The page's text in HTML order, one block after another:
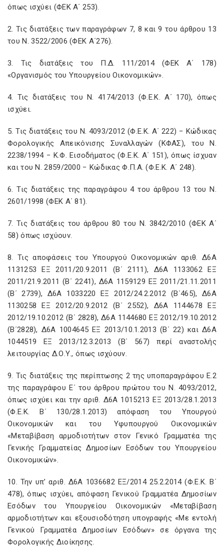
όπως ισχύει (ΦΕΚ Α΄ 253).
2. Τις διατάξεις των παραγράφων 7, 8 και 9 του άρθρου 13
του Ν. 3522/2006 (ΦΕΚ Α΄276).
3. Τις διατάξεις του Π.Δ. 111/2014 (ΦΕΚ Α΄ 178)
«Οργανισμός του Υπουργείου Οικονομικών».
4. Τις διατάξεις του Ν. 4174/2013 (Φ.Ε.Κ. Α΄ 170), όπως
ισχύει.
5. Τις διατάξεις του Ν. 4093/2012 (Φ.Ε.Κ. Α΄ 222) − Κώδικας
Φορολογικής Απεικόνισης Συναλλαγών (ΚΦΑΣ), του Ν.
2238/1994 − Κ.Φ. Εισοδήματος (Φ.Ε.Κ. Α΄ 151), όπως ίσχυαν
και του Ν. 2859/2000 − Κώδικας Φ.Π.Α. (Φ.Ε.Κ. Α΄ 248).
6. Τις διατάξεις της παραγράφου 4 του άρθρου 13 του Ν.
2601/1998 (ΦΕΚ Α΄ 81).
7. Τις διατάξεις του άρθρου 80 του Ν. 3842/2010 (ΦΕΚ Α΄
58) όπως ισχύουν.
8. Τις αποφάσεις του Υπουργού Οικονομικών αριθ. Δ6Α
1131253 ΕΞ 2011/20.9.2011 (Β΄ 2111), Δ6Α 1133062 ΕΞ
2011/21.9.2011 (Β΄ 2241), Δ6Α 1159129 ΕΞ 2011/21.11.2011
(Β΄ 2739), Δ6Α 1033220 ΕΞ 2012/24.2.2012 (Β΄465), Δ6Α
1130258 ΕΞ 2012/20.9.2012 (Β΄ 2552), Δ6Α 1144678 ΕΞ
2012/19.10.2012 (Β΄ 2828), Δ6Α 1144680 ΕΞ 2012/19.10.2012
(Β΄2828), Δ6Α 1004645 ΕΞ 2013/10.1.2013 (Β΄ 22) και Δ6Α
1044519 ΕΞ 2013/12.3.2013 (Β΄ 567) περί αναστολής
λειτουργίας Δ.Ο.Υ., όπως ισχύουν.
9. Τις διατάξεις της περίπτωσης 2 της υποπαραγράφου Ε.2
της παραγράφου Ε΄ του άρθρου πρώτου του Ν. 4093/2012,
όπως ισχύει και την αριθ. Δ6Α 1015213 ΕΞ 2013/28.1.2013
(Φ.Ε.Κ. Β΄ 130/28.1.2013) απόφαση του Υπουργού
Οικονομικών και του Υφυπουργού Οικονομικών
«Μεταβίβαση αρμοδιοτήτων στον Γενικό Γραμματέα της
Γενικής Γραμματείας Δημοσίων Εσόδων του Υπουργείου
Οικονομικών».
10. Την υπ’ αριθ. Δ6Α 1036682 ΕΞ/2014 25.2.2014 (Φ.Ε.Κ. Β΄
478), όπως ισχύει, απόφαση Γενικού Γραμματέα Δημοσίων
Εσόδων του Υπουργείου Οικονομικών «Μεταβίβαση
αρμοδιοτήτων και εξουσιοδότηση υπογραφής «Με εντολή
Γενικού Γραμματέα Δημοσίων Εσόδων» σε όργανα της
Φορολογικής Διοίκησης.